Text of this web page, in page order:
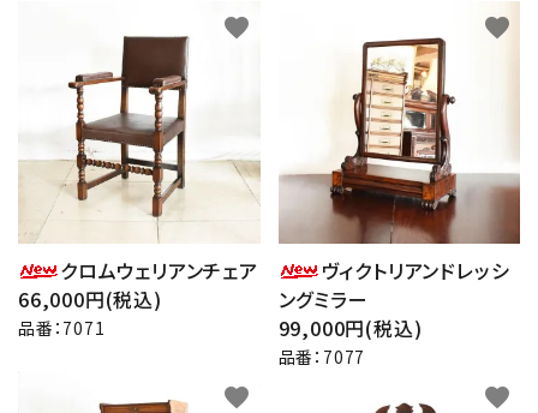
クロムウェリアンチェア
66,000円(税込)
品番：7071
favorite
ヴィクトリアンドレッシ
ングミラー
99,000円(税込)
品番：7077
favorite
favorite favorite